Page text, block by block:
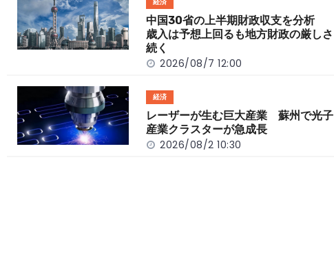
o
k
k
中国30省の上半期財政収支を分析
歳入は予想上回るも地方財政の厳しさ
続く
2026/08/7 12:00
経済
レーザーが生む巨大産業 蘇州で光子
産業クラスターが急成長
2026/08/2 10:30